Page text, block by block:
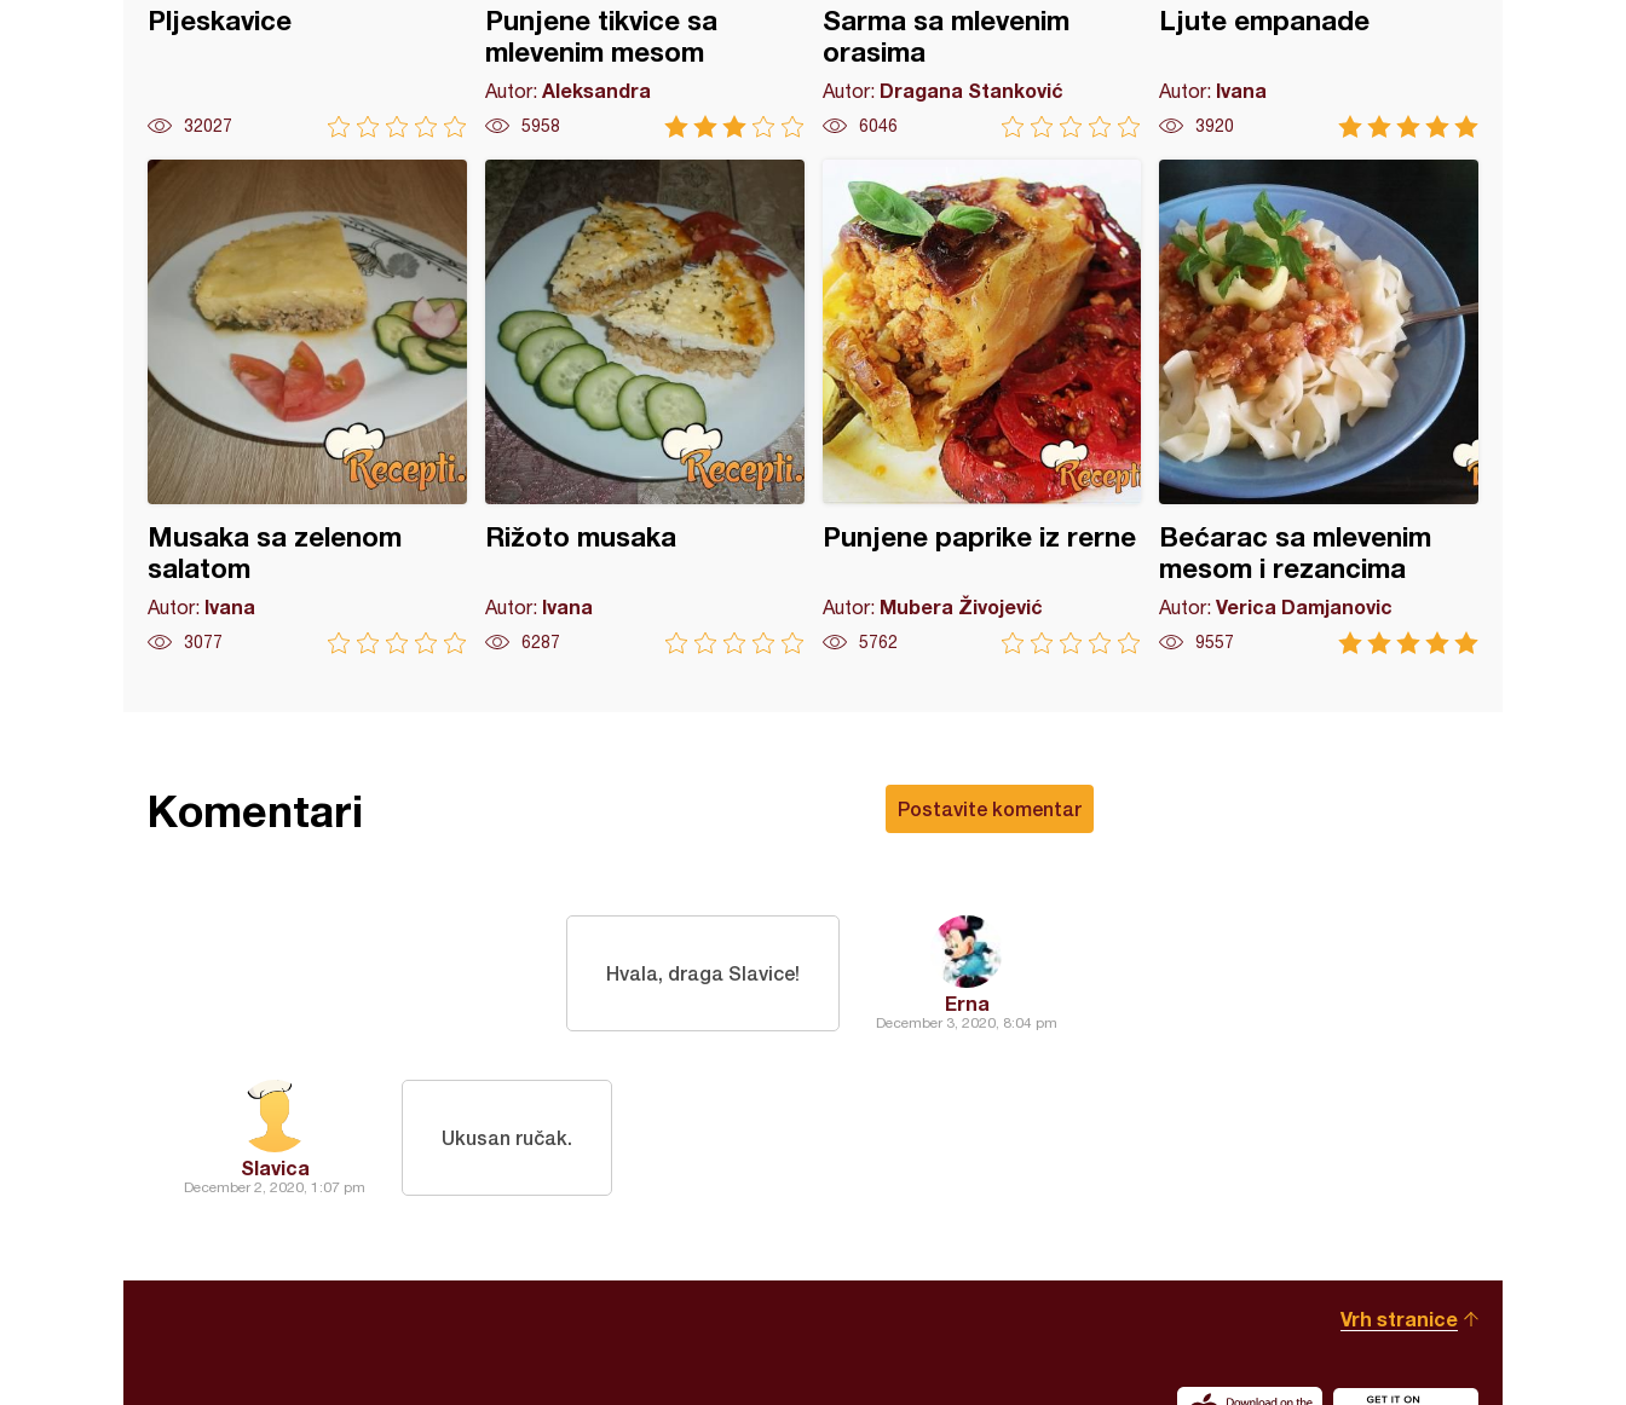
Pljeskavice
32027
Punjene tikvice sa
mlevenim mesom
Autor: Aleksandra
5958
Sarma sa mlevenim
orasima
Autor: Dragana Stanković
6046
Ljute empanade
Autor: Ivana
3920
Musaka sa zelenom
salatom
Autor: Ivana
3077
Rižoto musaka
Autor: Ivana
6287
Punjene paprike iz rerne
Autor: Mubera Živojević
5762
Bećarac sa mlevenim
mesom i rezancima
Autor:Verica Damjanovic
9557
sa mlevenim mesom i rezancima
Postavite komentar
Komentari
Erna
December 3, 2020, 8:04 pm
Hvala, draga Slavice!
Slavica
December 2, 2020, 1:07 pm
Ukusan ručak.
Vrh stranice